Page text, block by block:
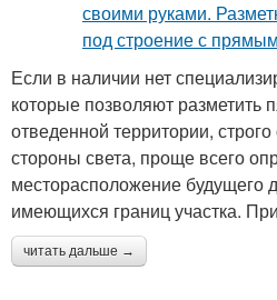
Если в наличии нет
которые позволяют разметить
отведенной территории,
стороны света, проще всего
месторасположение будущего
имеющихся границ участка.
читать дальше →